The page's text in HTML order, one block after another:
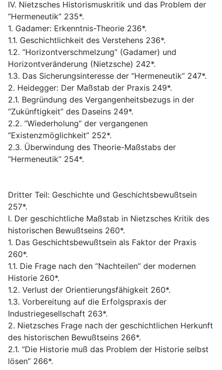
IV. Nietzsches Historismuskritik und das Problem der
“Hermeneutik” 235*.
1. Gadamer: Erkenntnis-Theorie 236*.
1.1. Geschichtlichkeit des Verstehens 236*.
1.2. “Horizontverschmelzung” (Gadamer) und
Horizontveränderung (Nietzsche) 242*.
1.3. Das Sicherungsinteresse der “Hermeneutik” 247*.
2. Heidegger: Der Maßstab der Praxis 249*.
2.1. Begründung des Vergangenheitsbezugs in der
“Zukünftigkeit” des Daseins 249*.
2.2. “Wiederholung” der vergangenen
“Existenzmöglichkeit” 252*.
2.3. Überwindung des Theorie-Maßstabs der
“Hermeneutik” 254*.
Dritter Teil: Geschichte und Geschichtsbewußtsein
257*.
I. Der geschichtliche Maßstab in Nietzsches Kritik des
historischen Bewußtseins 260*.
1. Das Geschichtsbewußtsein als Faktor der Praxis
260*.
1.1. Die Frage nach den “Nachteilen” der modernen
Historie 260*.
1.2. Verlust der Orientierungsfähigkeit 260*.
1.3. Vorbereitung auf die Erfolgspraxis der
Industriegesellschaft 263*.
2. Nietzsches Frage nach der geschichtlichen Herkunft
des historischen Bewußtseins 266*.
2.1. “Die Historie muß das Problem der Historie selbst
lösen” 266*.